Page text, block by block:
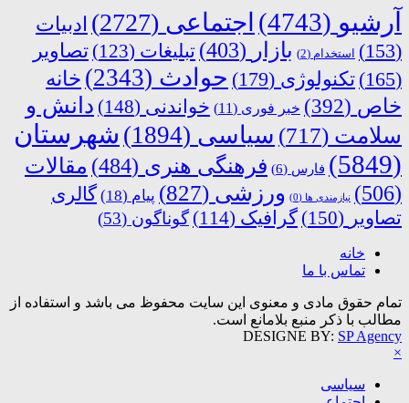
آرشیو (4743) اجتماعی (2727)
ادبیات
(153)
استخدام (2) بازار (403) تبلیغات (123)
تصاویر
(165)
تکنولوژی (179) حوادث (2343)
خانه
خاص (392) خبر فوری (11) خواندنی (148)
دانش و
سلامت (717) سیاسی (1894)
شهرستان
(5849)
فارس (6) فرهنگی هنری (484)
مقالات
(506)
نیازمندی ها (0) ورزشی (827) پیام (18)
گالری
تصاویر (150) گرافیک (114) گوناگون (53)
خانه
تماس با ما
تمام حقوق مادی و معنوی این سایت محفوظ می باشد و استفاده از
مطالب با ذکر منبع بلامانع است.
DESIGNE BY: SP Agency
×
سیاسی